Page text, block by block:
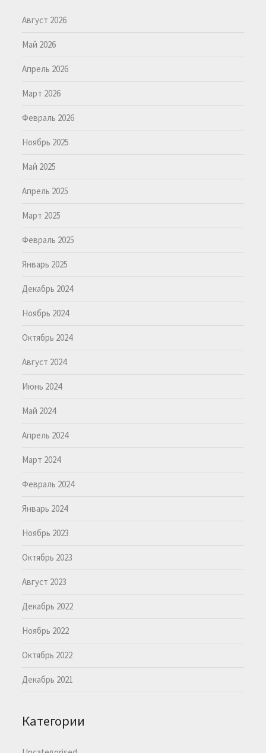
Август 2026
Май 2026
Апрель 2026
Март 2026
Февраль 2026
Ноябрь 2025
Май 2025
Апрель 2025
Март 2025
Февраль 2025
Январь 2025
Декабрь 2024
Ноябрь 2024
Октябрь 2024
Август 2024
Июнь 2024
Май 2024
Апрель 2024
Март 2024
Февраль 2024
Январь 2024
Ноябрь 2023
Октябрь 2023
Август 2023
Декабрь 2022
Ноябрь 2022
Октябрь 2022
Декабрь 2021
Категории